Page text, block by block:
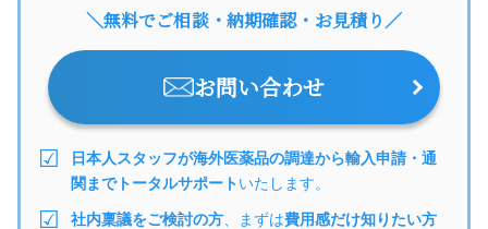
＼無料でご相談・納期確認・お見積り／
お問い合わせ
日本人スタッフが海外医薬品の調達から輸入申請・通
関までトータルサポートいたします。
社内稟議をご検討の方 、まずは費用感だけ知りたい方